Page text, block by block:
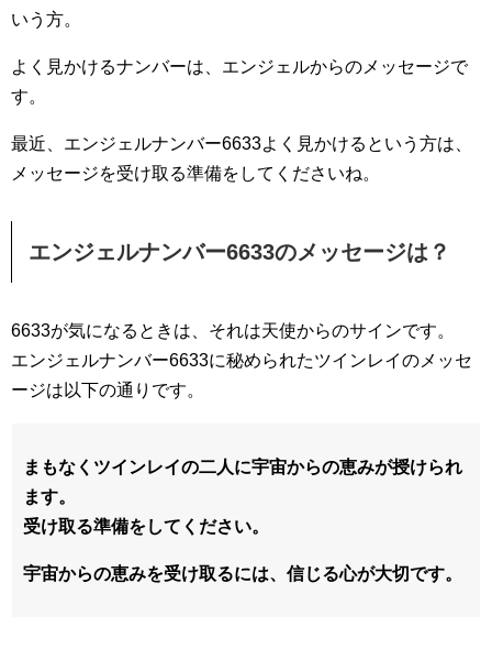
いう方。
よく見かけるナンバーは、エンジェルからのメッセージで
す。
最近、エンジェルナンバー6633よく見かけるという方は、
メッセージを受け取る準備をしてくださいね。
エンジェルナンバー6633のメッセージは？
6633が気になるときは、それは天使からのサインです。
エンジェルナンバー6633に秘められたツインレイのメッセ
ージは以下の通りです。
まもなくツインレイの二人に宇宙からの恵みが授けられ
ます。
受け取る準備をしてください。
宇宙からの恵みを受け取るには、信じる心が大切です。